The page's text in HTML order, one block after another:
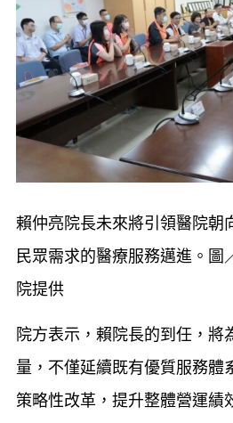
賴仲亮院長未來將引領醫院朝
民眾需求的醫療服務邁進。圖
院提供
院方表示，賴院長的到任，將
量，不僅延續既有優質服務體
策略性改革，提升整體營運績